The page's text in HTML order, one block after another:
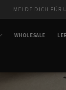
MELDE DICH FÜR
WHOLESALE